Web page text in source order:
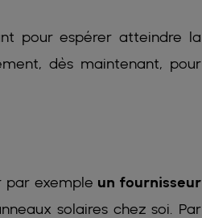
pour espérer atteindre la
dès maintenant, pour
par exemple un fournisseur
solaires chez soi. Par